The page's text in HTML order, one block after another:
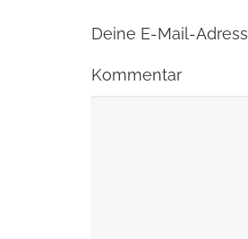
Deine E-Mail-
Kommentar